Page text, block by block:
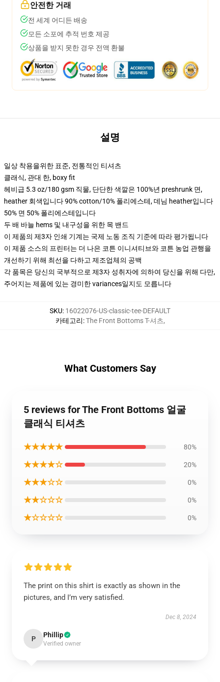
안전한 거래
전 세계 어디든 배송
모든 소포에 추적 번호 제공
상품을 받지 못한 경우 전액 환불
설명
일상 착용을위한 표준, 전통적인 티셔츠
클래식, 관대 한, boxy fit
헤비급 5.3 oz/180 gsm 직물, 단단한 색깔은 100%년 preshrunk 면,
heather 회색입니다 90% cotton/10% 폴리에스테, 데님 heather입니다
50% 면 50% 폴리에스테입니다
두 배 바늘 hems 및 내구성을 위한 목 밴드
이 제품의 제3자 인쇄 기계는 국제 노동 조직 기준에 따라 평가됩니다
이 제품 소스의 프린터는 더 나은 코튼 이니셔티브와 코튼 농업 관행을
개선하기 위해 최선을 다하고 제조업체의 공백
각 품목은 당신의 국부적으로 제3자 성취자에 의하여 당신을 위해 다만,
주어지는 제품에 있는 경미한 variances일지도 모릅니다
SKU: 16022076-US-classic-tee-DEFAULT
카테고리:The Front Bottoms T-셔츠,
What Customers Say
5 reviews for The Front Bottoms 얼굴
클래식 티셔츠
★★★★★ 80%
★★★★☆ 20%
★★★☆☆ 0%
★★☆☆☆ 0%
★☆☆☆☆ 0%
The print on this shirt is exactly as shown in the
pictures, and I’m very satisfied.
Dec 8, 2024
P Phillip
Verified owner